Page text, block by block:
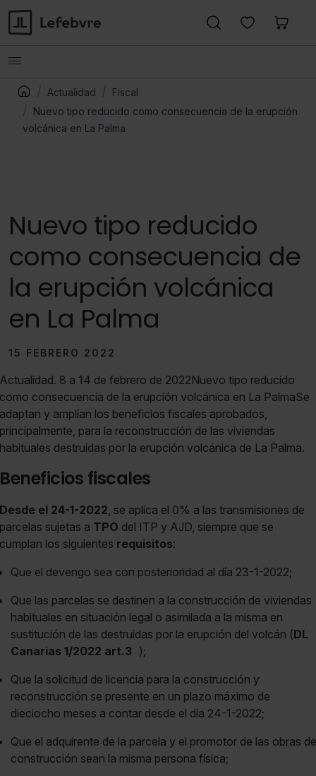
Actualidad
Fiscal
Nuevo tipo reducido como consecuencia de la erupción
volcánica en La Palma
Nuevo tipo reducido
como consecuencia de
la erupción volcánica
en La Palma
15 FEBRERO 2022
Actualidad. 8 a 14 de febrero de 2022Nuevo tipo reducido
como consecuencia de la erupción volcánica en La PalmaSe
adaptan y amplían los beneficios fiscales aprobados,
principalmente, para la reconstrucción de las viviendas
habituales destruidas por la erupción volcánica de La Palma.
Beneficios fiscales
Desde el 24-1-2022, se aplica el 0% a las transmisiones de
parcelas sujetas a TPO del ITP y AJD, siempre que se
cumplan los siguientes requisitos:
Que el devengo sea con posterioridad al día 23-1-2022;
Que las parcelas se destinen a la construcción de viviendas
habituales en situación legal o asimilada a la misma en
sustitución de las destruidas por la erupción del volcán (DL
Canarias 1/2022 art.3 );
Que la solicitud de licencia para la construcción y
reconstrucción se presente en un plazo máximo de
dieciocho meses a contar desde el día 24-1-2022;
Que el adquirente de la parcela y el promotor de las obras de
construcción sean la misma persona física;